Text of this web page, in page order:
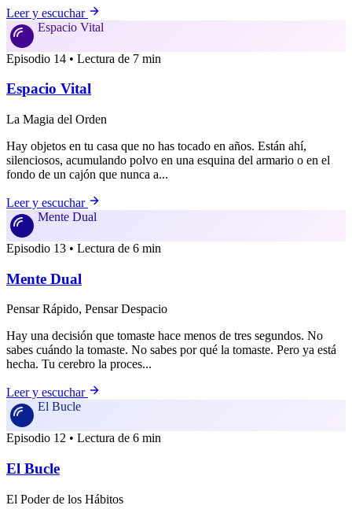
Leer y escuchar
Espacio Vital
Episodio 14 • Lectura de 7 min
Espacio Vital
La Magia del Orden
Hay objetos en tu casa que no has tocado en años. Están ahí,
silenciosos, acumulando polvo en una esquina del armario o en el
fondo de un cajón que nunca a...
Leer y escuchar
Mente Dual
Episodio 13 • Lectura de 6 min
Mente Dual
Pensar Rápido, Pensar Despacio
Hay una decisión que tomaste hace menos de tres segundos. No
sabes cuándo la tomaste. No sabes por qué la tomaste. Pero ya está
hecha. Tu cerebro la proces...
Leer y escuchar
El Bucle
Episodio 12 • Lectura de 6 min
El Bucle
El Poder de los Hábitos